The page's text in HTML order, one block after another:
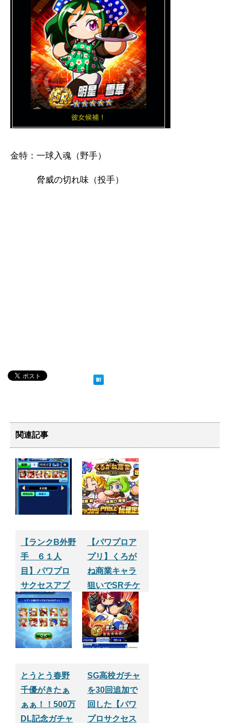
金特：一球入魂（野手）
脅威の切れ味（投手）
関連記事
【ランクB外野
手 ６１人
目】パワプロ
サクセスアプ
リ
【パワプロア
プリ】くろが
ね商業キャラ
狙いでSRチケ
４枚使う
とうとう春野
千優がきたぁ
ぁぁ！！500万
DL記念ガチャ
SG高校ガチャ
を30回追加で
回した【パワ
プロサクセス